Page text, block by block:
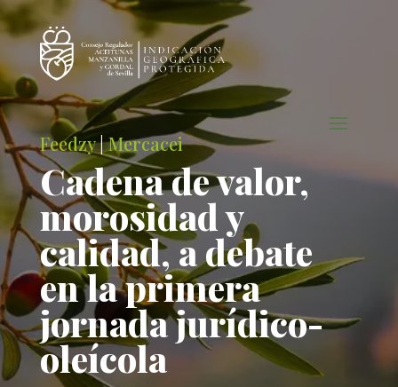
Feedzy|Mercacei
Cadena de valor,
morosidad y
calidad, a debate
en la primera
jornada jurídico-
oleícola